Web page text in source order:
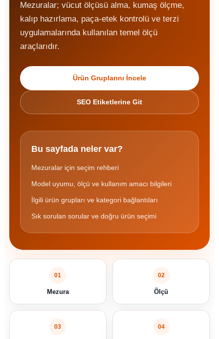
Mezuralar; vücut ölçüsü alma, kumaş ölçme,
kalıp hazırlama, paça-etek kontrolü ve terzi
uygulamalarında kullanılan temel ölçü
araçlarıdır.
Ürün Gruplarını İncele
SEO Etiketlerine Git
Bu sayfada neler var?
Mezuralar için seçim rehberi
Model uyumu, ölçü ve kullanım amacı bilgileri
İlgili ürün grupları ve kategori bağlantıları
Sık sorulan sorular ve doğru ürün seçimi
01
Mezura
02
Ölçü
03 04